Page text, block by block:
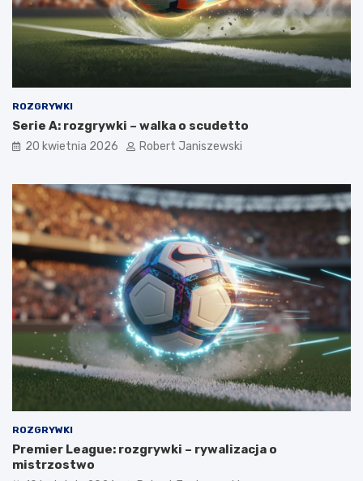
ROZGRYWKI
Serie A: rozgrywki – walka o scudetto
20 kwietnia 2026 Robert Janiszewski
ROZGRYWKI
Premier League: rozgrywki – rywalizacja o
mistrzostwo